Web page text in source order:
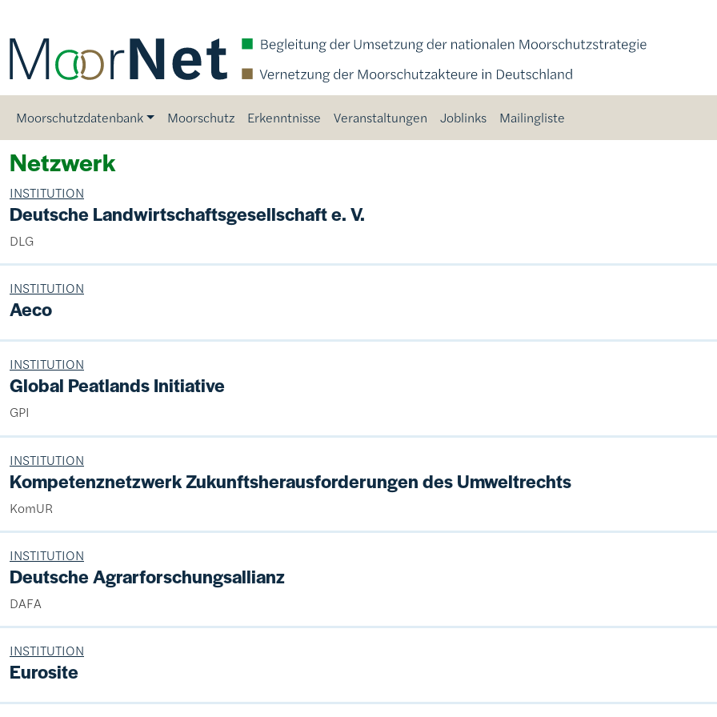
Main navigation
Moorschutzdatenbank Moorschutz Erkenntnisse Veranstaltungen Joblinks Mailingliste
Netzwerk
INSTITUTION
Deutsche Landwirtschaftsgesellschaft e. V.
DLG
INSTITUTION
Aeco
INSTITUTION
Global Peatlands Initiative
GPI
INSTITUTION
Kompetenznetzwerk Zukunftsherausforderungen des Umweltrechts
KomUR
INSTITUTION
Deutsche Agrarforschungsallianz
DAFA
INSTITUTION
Eurosite